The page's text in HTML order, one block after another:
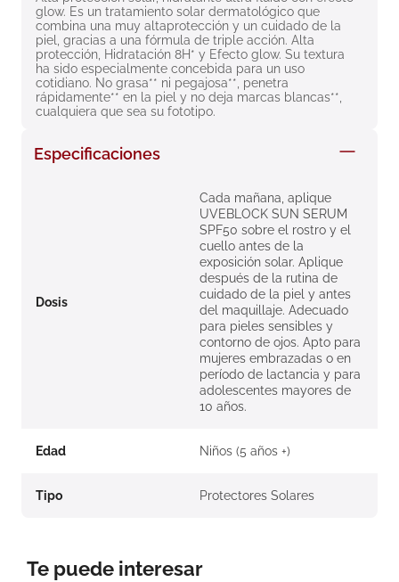
glow. Es un tratamiento solar dermatológico que
combina una muy altaprotección y un cuidado de la
piel, gracias a una fórmula de triple acción. Alta
protección, Hidratación 8H* y Efecto glow. Su textura
ha sido especialmente concebida para un uso
cotidiano. No grasa** ni pegajosa**, penetra
rápidamente** en la piel y no deja marcas blancas**,
cualquiera que sea su fototipo.
Especificaciones
Dosis
Cada mañana, aplique
UVEBLOCK SUN SERUM
SPF50 sobre el rostro y el
cuello antes de la
exposición solar. Aplique
después de la rutina de
cuidado de la piel y antes
del maquillaje. Adecuado
para pieles sensibles y
contorno de ojos. Apto para
mujeres embrazadas o en
período de lactancia y para
adolescentes mayores de
10 años.
Edad Niños (5 años +)
Tipo Protectores Solares
Te puede interesar
8. roche posay
9. nivea
10. pañales